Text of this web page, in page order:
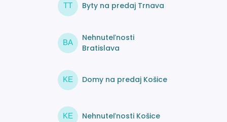
TT Byty na predaj Trnava
BA
Nehnuteľnosti
Bratislava
KE Domy na predaj Košice
KE Nehnuteľnosti Košice